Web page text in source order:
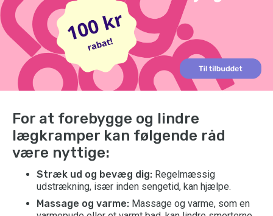
For at forebygge og lindre
lægkramper kan følgende råd
være nyttige:
Stræk ud og bevæg dig: Regelmæssig
udstrækning, især inden sengetid, kan hjælpe.
Massage og varme: Massage og varme, som en